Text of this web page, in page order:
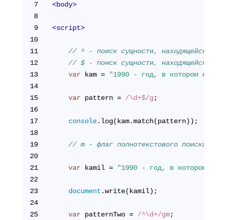
7
<body>
8
9
<script>
10
11
// ^ - поиск сущности, находящейся в
12
// $ - поиск сущности, находящейся в
13
var kam =
"1990 - год, в котором я
14
15
var pattern = /\d+$/g;
16
17
console.log(kam.match(pattern));
18
19
// m - флаг полнотекстового поиска
20
21
var kamil =
"1990 - год, в котором я
22
23
document .write(kamil);
24
25
var patternTwo = /^\d+/gm;